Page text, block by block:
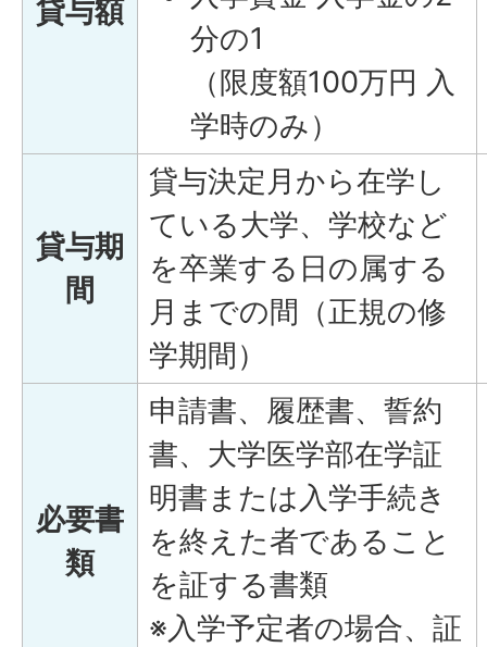
貸与額
分の1
（限度額100万円 入
学時のみ）
貸与期
間
貸与決定月から在学し
ている大学、学校など
を卒業する日の属する
月までの間（正規の修
学期間）
必要書
類
申請書、履歴書、誓約
書、大学医学部在学証
明書または入学手続き
を終えた者であること
を証する書類
※入学予定者の場合、証